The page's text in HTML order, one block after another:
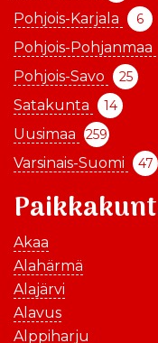
Pohjois-Karjala 6
Pohjois-Pohjanmaa
Pohjois-Savo 25
Satakunta 14
Uusimaa 259
Varsinais-Suomi 47
Akaa
Alahärmä
Alajärvi
Alavus
Alppiharju